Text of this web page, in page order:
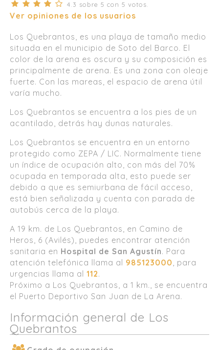
4.3 sobre 5 con 5 votos.
Ver opiniones de los usuarios
Los Quebrantos, es una playa de tamaño medio
situada en el municipio de Soto del Barco. El
color de la arena es oscura y su composición es
principalmente de arena. Es una zona con oleaje
fuerte. Con las mareas, el espacio de arena útil
varía mucho.
Los Quebrantos se encuentra a los pies de un
acantilado, detrás hay dunas naturales.
Los Quebrantos se encuentra en un entorno
protegido como ZEPA / LIC. Normalmente tiene
un índice de ocupación alto, con más del 70%
ocupada en temporada alta, esto puede ser
debido a que es semiurbana de fácil acceso,
está bien señalizada y cuenta con parada de
autobús cerca de la playa.
A 19 km. de Los Quebrantos, en Camino de
Heros, 6 (Avilés), puedes encontrar atención
sanitaria en Hospital de San Agustín. Para
atención telefónica llama al 985123000, para
urgencias llama al 112.
Próximo a Los Quebrantos, a 1 km., se encuentra
el Puerto Deportivo San Juan de La Arena.
Información general de Los
Quebrantos